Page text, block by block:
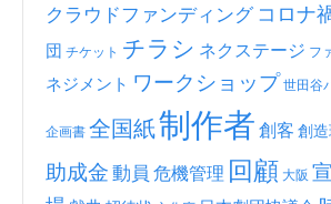
クラウドファンディング コロナ
団 チケット チラシ ネクステージ フ
ネジメント ワークショップ 世田谷
企画書 全国紙制作者 創客 創
助成金 動員 危機管理 回顧 大阪